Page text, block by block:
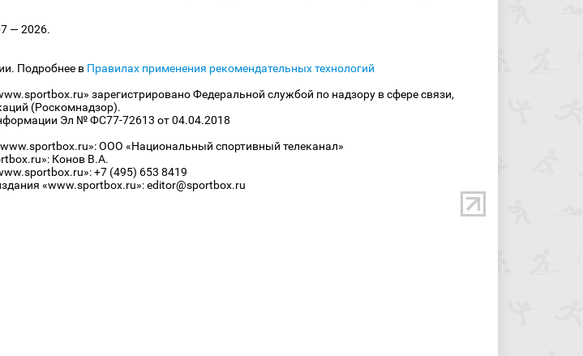
— 2026.
Подробнее в Правилах применения рекомендательных технологий
зарегистрировано Федеральной службой по надзору в сфере связи,
(Роскомнадзор).
Эл № ФС77-72613 от 04.04.2018
ООО «Национальный спортивный телеканал»
Конов В.А.
+7 (495) 653 8419
«www.sportbox.ru»: editor@sportbox.ru